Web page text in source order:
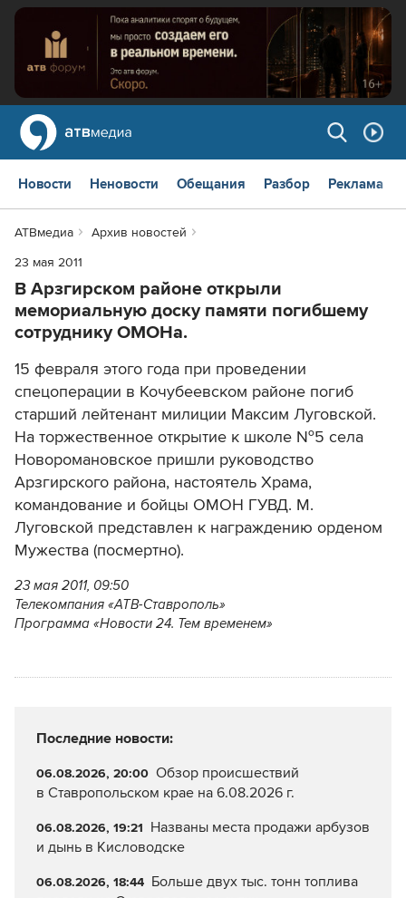
Новости Неновости Обещания Разбор Реклама
АТВмедиа
Архив новостей
23 мая 2011
В Арзгирском районе открыли
мемориальную доску памяти погибшему
сотруднику ОМОНа.
15 февраля этого года при проведении
спецоперации в Кочубеевском районе погиб
старший лейтенант милиции Максим Луговской.
На торжественное открытие к школе №5 села
Новоромановское пришли руководство
Арзгирского района, настоятель Храма,
командование и бойцы ОМОН ГУВД. М.
Луговской представлен к награждению орденом
Мужества (посмертно).
23 мая 2011, 09:50
Телекомпания «АТВ-Ставрополь»
Программа «Новости 24. Тем временем»
Последние новости:
06.08.2026, 20:00 Обзор происшествий
в Ставропольском крае на 6.08.2026 г.
06.08.2026, 19:21 Названы места продажи арбузов
и дынь в Кисловодске
06.08.2026, 18:44 Больше двух тыс. тонн топлива